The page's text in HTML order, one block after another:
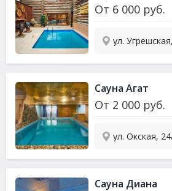
От 6 000 руб.
ул.
Сауна Агат
От 2 000 руб.
ул. Окская,
Сауна Диана